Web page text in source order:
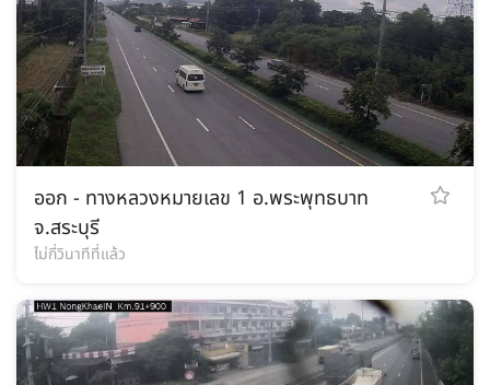
ออก - ทางหลวงหมายเลข 1 อ.พระพุทธบาท
จ.สระบุรี
ไม่กี่วินาทีที่แล้ว